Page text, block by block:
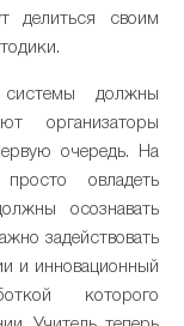
делиться своим
должны
организаторы
очередь. На
овладеть
осознавать
задействовать
и инновационный
которого